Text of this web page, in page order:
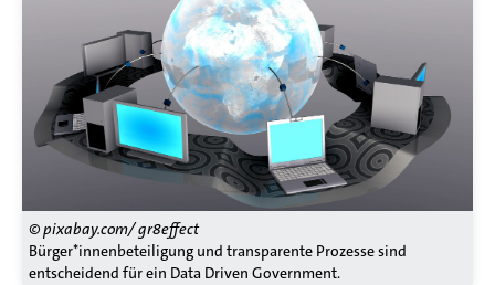
© pixabay.com/ gr8effect
Bürger*innenbeteiligung und transparente Prozesse sind
entscheidend für ein Data Driven Government.